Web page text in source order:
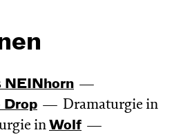
NEIN­horn
Drop Dramaturgie in
in Wolf